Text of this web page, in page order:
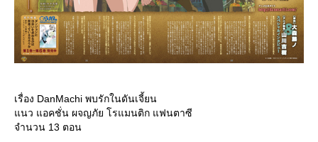
เรื่อง DanMachi พบรักในดันเจี้ยน
นว แอคชั่น ผจญภัย โรแมนติก แฟนตาซี
จำนวน 13 ตอน